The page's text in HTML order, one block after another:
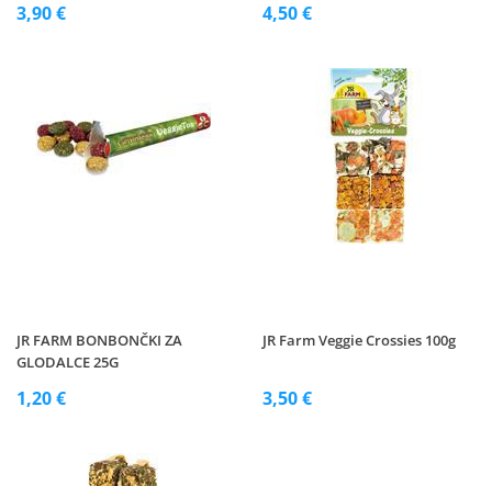
3,90 € 4,50 €
JR FARM BONBONČKI ZA
GLODALCE 25G
1,20 €
JR Farm Veggie Crossies 100g
3,50 €